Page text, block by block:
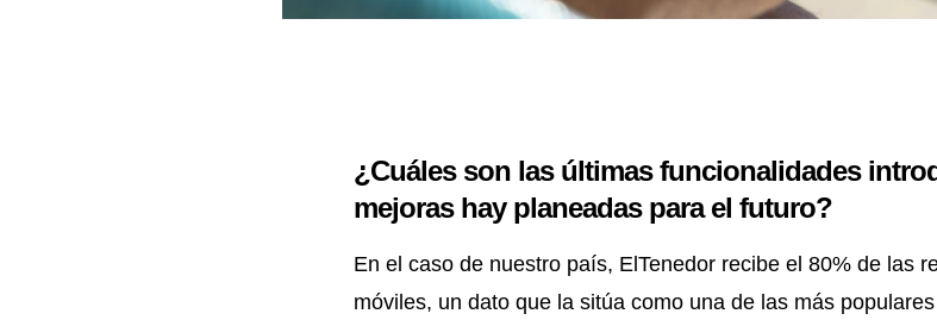
¿Cuáles son las últimas funcionalidades
mejoras hay planeadas para el futuro?
En el caso de nuestro país, ElTenedor recibe el 80% de las
móviles, un dato que la sitúa como una de las más